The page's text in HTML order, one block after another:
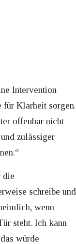
Intervention
Klarheit sorgen.
offenbar nicht
zulässiger
die
schreibe und
wenn
steht. Ich kann
würde